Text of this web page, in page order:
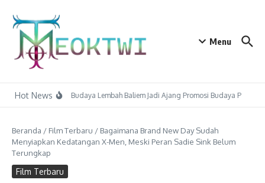
Menu
Hot NewsFestival Budaya Lembah Baliem Jadi Ajang Promosi Budaya Papua
Beranda / Film Terbaru / Bagaimana Brand New Day Sudah
Menyiapkan Kedatangan X-Men, Meski Peran Sadie Sink Belum
Terungkap
Film Terbaru